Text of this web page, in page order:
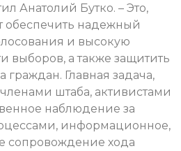
Анатолий Бутко. – Это,
обеспечить надежный
и высокую
выборов, а также защитить
граждан. Главная задача,
штаба, активистами
наблюдение за
информационное,
сопровождение хода